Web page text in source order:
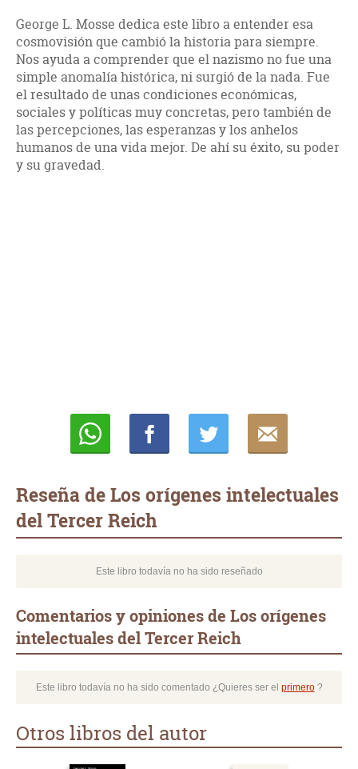
George L. Mosse dedica este libro a entender esa
cosmovisión que cambió la historia para siempre.
Nos ayuda a comprender que el nazismo no fue una
simple anomalía histórica, ni surgió de la nada. Fue
el resultado de unas condiciones económicas,
sociales y políticas muy concretas, pero también de
las percepciones, las esperanzas y los anhelos
humanos de una vida mejor. De ahí su éxito, su poder
y su gravedad.
Reseña de Los orígenes intelectuales
del Tercer Reich
Este libro todavía no ha sido reseñado
Comentarios y opiniones de Los orígenes
intelectuales del Tercer Reich
Este libro todavía no ha sido comentado ¿Quieres ser el primero?
Otros libros del autor